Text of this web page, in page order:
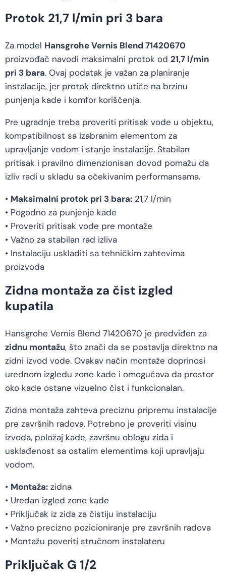
Protok 21,7 l/min pri 3 bara
Za model Hansgrohe Vernis Blend 71420670
proizvođač navodi maksimalni protok od 21,7 l/min
pri 3 bara. Ovaj podatak je važan za planiranje
instalacije, jer protok direktno utiče na brzinu
punjenja kade i komfor korišćenja.
Pre ugradnje treba proveriti pritisak vode u objektu,
kompatibilnost sa izabranim elementom za
upravljanje vodom i stanje instalacije. Stabilan
pritisak i pravilno dimenzionisan dovod pomažu da
izliv radi u skladu sa očekivanim performansama.
• Maksimalni protok pri 3 bara: 21,7 l/min
• Pogodno za punjenje kade
• Proveriti pritisak vode pre montaže
• Važno za stabilan rad izliva
• Instalaciju uskladiti sa tehničkim zahtevima
proizvoda
Zidna montaža za čist izgled
kupatila
Hansgrohe Vernis Blend 71420670 je predviđen za
zidnu montažu, što znači da se postavlja direktno na
zidni izvod vode. Ovakav način montaže doprinosi
urednom izgledu zone kade i omogućava da prostor
oko kade ostane vizuelno čist i funkcionalan.
Zidna montaža zahteva preciznu pripremu instalacije
pre završnih radova. Potrebno je proveriti visinu
izvoda, položaj kade, završnu oblogu zida i
usklađenost sa ostalim elementima koji upravljaju
vodom.
• Montaža: zidna
• Uredan izgled zone kade
• Priključak iz zida za čistiju instalaciju
• Važno precizno pozicioniranje pre završnih radova
• Montažu poveriti stručnom instalateru
Priključak G 1/2